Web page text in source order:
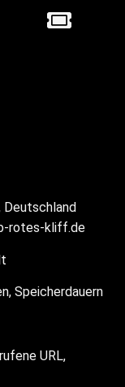
Deutschland
rotes-kliff.de
Speicherdauern
URL,